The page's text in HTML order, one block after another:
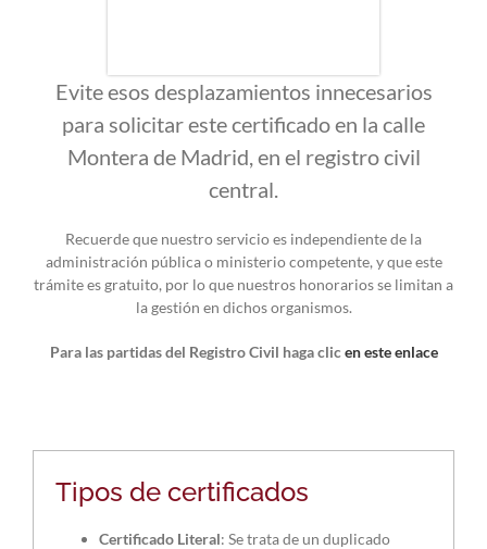
Evite esos desplazamientos innecesarios
para solicitar este certificado en la calle
Montera de Madrid, en el registro civil
central.
Recuerde que nuestro servicio es independiente de la
administración pública o ministerio competente, y que este
trámite es gratuito, por lo que nuestros honorarios se limitan a
la gestión en dichos organismos.
Para las partidas del Registro Civil haga clicen este enlace
Tipos de certificados
Certificado Literal: Se trata de un duplicado